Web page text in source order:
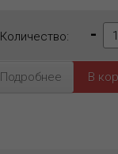
Количество: -
Подробнее